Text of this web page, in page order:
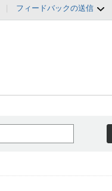
フィードバックの送信